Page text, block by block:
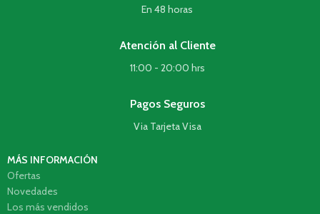
En 48 horas
Atención al Cliente
11:00 - 20:00 hrs
Pagos Seguros
Via Tarjeta Visa
MÁS INFORMACIÓN
Ofertas
Novedades
Los más vendidos